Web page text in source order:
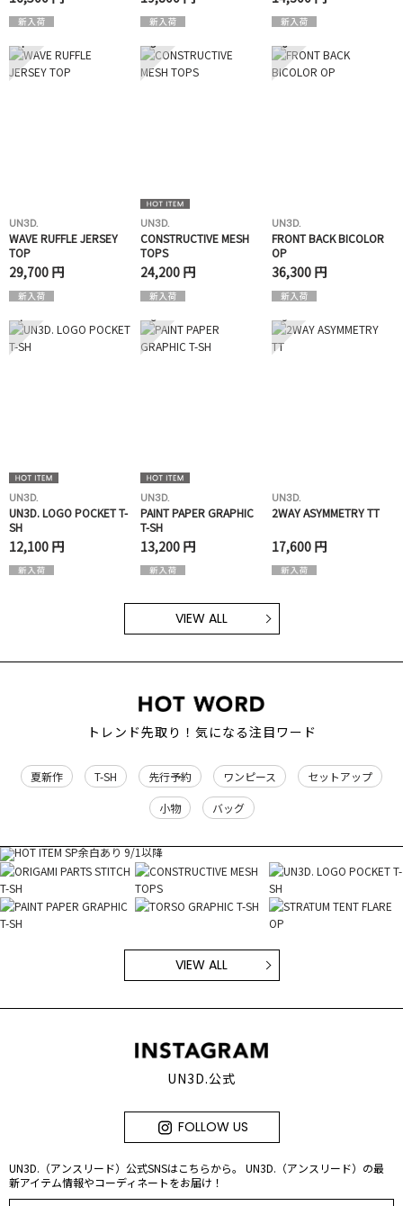
4
UN3D.
WAVE RUFFLE JERSEY
TOP
29,700 円
5
UN3D.
CONSTRUCTIVE MESH
TOPS
24,200 円
6
UN3D.
FRONT BACK BICOLOR
OP
36,300 円
7
UN3D.
UN3D. LOGO POCKET T-
SH
12,100 円
8
UN3D.
PAINT PAPER GRAPHIC
T-SH
13,200 円
9
UN3D.
2WAY ASYMMETRY TT
17,600 円
VIEW ALL
トレンド先取り！気になる注目ワード
夏新作 T-SH 先行予約 ワンピース セットアップ
小物 バッグ
VIEW ALL
UN3D.公式
FOLLOW US
UN3D.（アンスリード）公式SNSはこちらから。 UN3D.（アンスリード）の最
新アイテム情報やコーディネートをお届け！